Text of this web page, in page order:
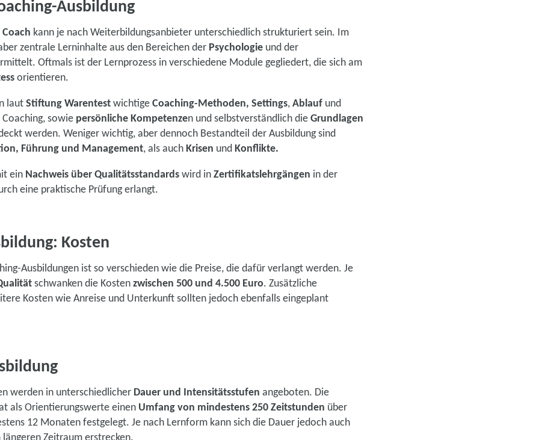
Ausbildung
kann je nach Weiterbildungsanbieter unterschiedlich strukturiert sein. Im
zentrale Lerninhalte aus den Bereichen der Psychologie und der
Oftmals ist der Lernprozess in verschiedene Module gegliedert, die sich am
orientieren.
laut Stiftung Warentest wichtige Coaching-Methoden, Settings, Ablauf und
sowie persönliche Kompetenzen und selbstverständlich die Grundlagen
werden. Weniger wichtig, aber dennoch Bestandteil der Ausbildung sind
Führung und Management, als auch Krisen und Konflikte.
ein Nachweis über Qualitätsstandards wird in Zertifikatslehrgängen in der
eine praktische Prüfung erlangt.
Kosten
Ausbildungen ist so verschieden wie die Preise, die dafür verlangt werden. Je
schwanken die Kosten zwischen 500 und 4.500 Euro. Zusätzliche
Kosten wie Anreise und Unterkunft sollten jedoch ebenfalls eingeplant
werden in unterschiedlicher Dauer und Intensitätsstufen angeboten. Die
als Orientierungswerte einen Umfang von mindestens 250 Zeitstunden über
12 Monaten festgelegt. Je nach Lernform kann sich die Dauer jedoch auch